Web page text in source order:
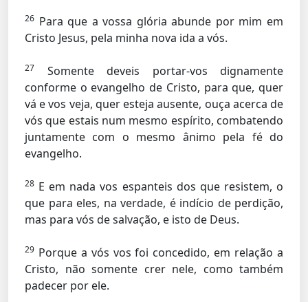
26 Para que a vossa glória abunde por mim em
Cristo Jesus, pela minha nova ida a vós.
27
Somente deveis portar-vos dignamente
conforme o evangelho de Cristo, para que, quer
vá e vos veja, quer esteja ausente, ouça acerca de
vós que estais num mesmo espírito, combatendo
juntamente com o mesmo ânimo pela fé do
evangelho.
28 E em nada vos espanteis dos que resistem, o
que para eles, na verdade, é indício de perdição,
mas para vós de salvação, e isto de Deus.
29 Porque a vós vos foi concedido, em relação a
Cristo, não somente crer nele, como também
padecer por ele.